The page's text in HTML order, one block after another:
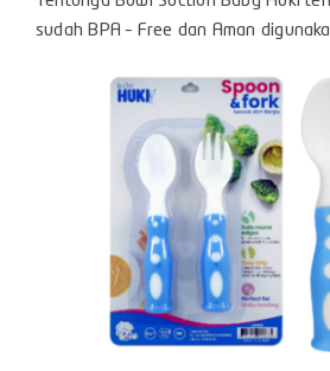
sudah BPA – Free dan Aman